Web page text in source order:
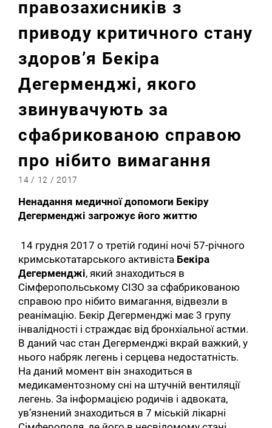
правозахисників з
приводу критичного стану
здоров’я Бекіра
Дегерменджі, якого
звинувачують за
сфабрикованою справою
про нібито вимагання
14 / 12 / 2017
Ненадання медичної допомоги Бекіру
Дегерменджі загрожує його життю
14 грудня 2017 о третій годині ночі 57-річного
кримськотатарського активіста Бекіра
Дегерменджі, який знаходиться в
Сімферопольському СІЗО за сфабрикованою
справою про нібито вимагання, відвезли в
реанімацію. Бекір Дегерменджі має 3 групу
інвалідності і страждає від бронхіальної астми.
В даний час стан Дегерменджі вкрай важкий, у
нього набряк легень і серцева недостатність.
На даний момент він знаходиться в
медикаментозному сні на штучній вентиляції
легень. За інформацією родичів і адвоката,
ув’язнений знаходиться в 7 міській лікарні